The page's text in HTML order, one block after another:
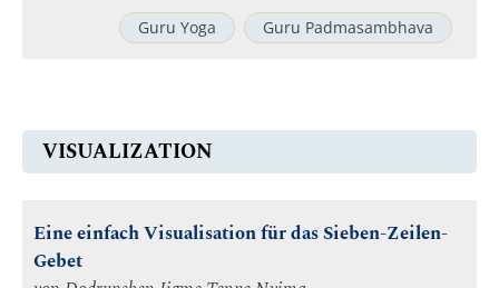
Guru Yoga Guru Padmasambhava
VISUALIZATION
Eine einfach Visualisation für das Sieben-Zeilen-
Gebet